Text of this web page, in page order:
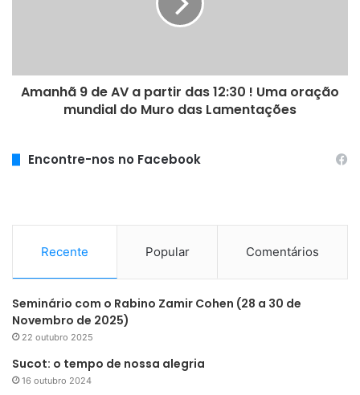
Amanhã 9 de AV a partir das 12:30 ! Uma oração
mundial do Muro das Lamentações
Encontre-nos no Facebook
Recente Popular Comentários
Seminário com o Rabino Zamir Cohen (28 a 30 de
Novembro de 2025)
22 outubro 2025
Sucot: o tempo de nossa alegria
16 outubro 2024